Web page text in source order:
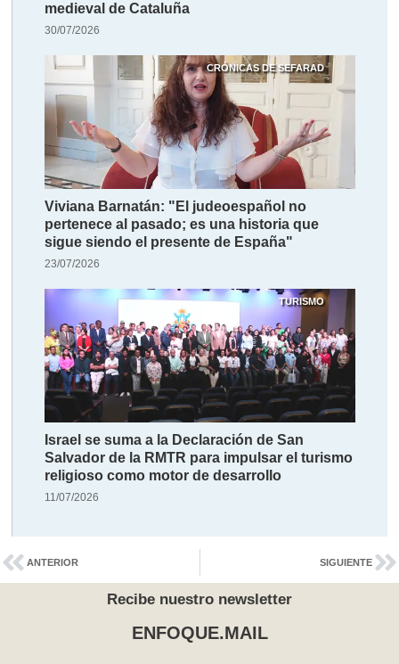
medieval de Cataluña
30/07/2026
CRÓNICAS DE SEFARAD
Viviana Barnatán: "El judeoespañol no
pertenece al pasado; es una historia que
sigue siendo el presente de España"
23/07/2026
TURISMO
Israel se suma a la Declaración de San
Salvador de la RMTR para impulsar el turismo
religioso como motor de desarrollo
11/07/2026
ANTERIOR SIGUIENTE
Recibe nuestro newsletter
ENFOQUE.MAIL